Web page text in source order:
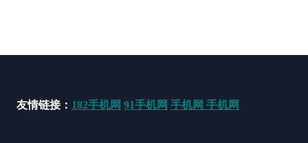
友情链接： 182手机网 91手机网 手机网 手机网